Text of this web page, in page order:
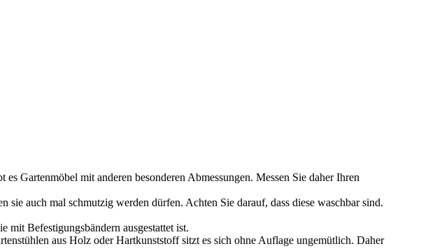
Gartenmöbel mit anderen besonderen Abmessungen. Messen Sie daher Ihren
auch mal schmutzig werden dürfen. Achten Sie darauf, dass diese waschbar sind.
mit Befestigungsbändern ausgestattet ist.
aus Holz oder Hartkunststoff sitzt es sich ohne Auflage ungemütlich. Daher